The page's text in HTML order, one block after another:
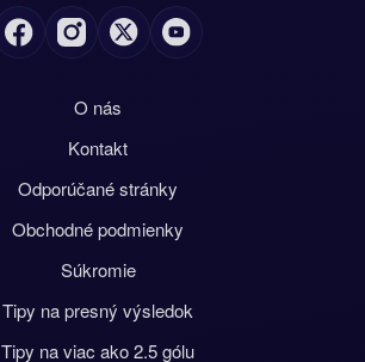
O nás
Kontakt
Odporúčané stránky
Obchodné podmienky
Súkromie
Tipy na presný výsledok
Tipy na viac ako 2.5 gólu